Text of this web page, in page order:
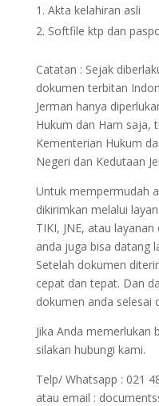
Akta kelahiran asli
Softfile ktp dan
Catatan : Sejak
dokumen terbitan
Jerman hanya
Hukum dan Ham saja,
Kementerian Hukum
Negeri dan Kedutaan
Untuk mempermudah
dikirimkan melalui
TIKI, JNE, atau
anda juga bisa datang
Setelah dokumen
cepat dan tepat. Dan
dokumen anda selesai
Jika Anda memerlukan
silakan hubungi kami.
Telp/ Whatsapp : 021
atau email :